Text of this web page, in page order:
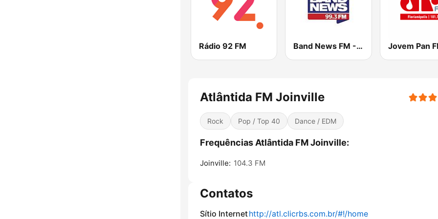
Rádio 92 FM Band News FM - 99.3 Porto Alegre
Atlântida FM Joinville
Rock Pop / Top 40 Dance / EDM
Frequências Atlântida FM Joinville:
Joinville: 104.3 FM
Contatos
Sítio Internethttp://atl.clicrbs.com.br/#!/home